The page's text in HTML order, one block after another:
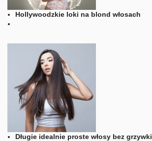
Hollywoodzkie loki na blond włosach
Długie idealnie proste włosy bez grzywki